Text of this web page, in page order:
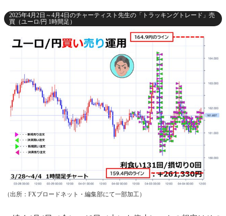
2025年4月2日～4月4日のチャーティスト先生の「トラッキングトレード」売
買（ユーロ/円 1時間足）
（出所：FXブロードネット・編集部にて一部加工）